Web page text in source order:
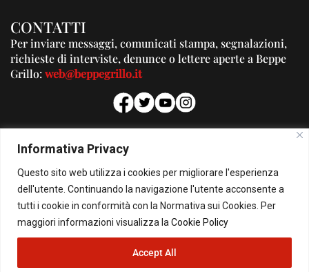
Informativa Privacy
Questo sito web utilizza i cookies per migliorare l'esperienza
dell'utente. Continuando la navigazione l'utente acconsente a
tutti i cookie in conformità con la Normativa sui Cookies. Per
maggiori informazioni visualizza la Cookie Policy
Accept All
CONTATTI
Per inviare messaggi, comunicati stampa, segnalazioni,
richieste di interviste, denunce o lettere aperte a Beppe
Grillo:web@beppegrillo.it
PUBBLICITA'
Per la tua pubblicità su questo Blog:
pubblicita@beppegrillo.it
© Copyright 2026 - Il Blog di Beppe Grillo. All Rights Reserved - Powered by
happygrafic.com